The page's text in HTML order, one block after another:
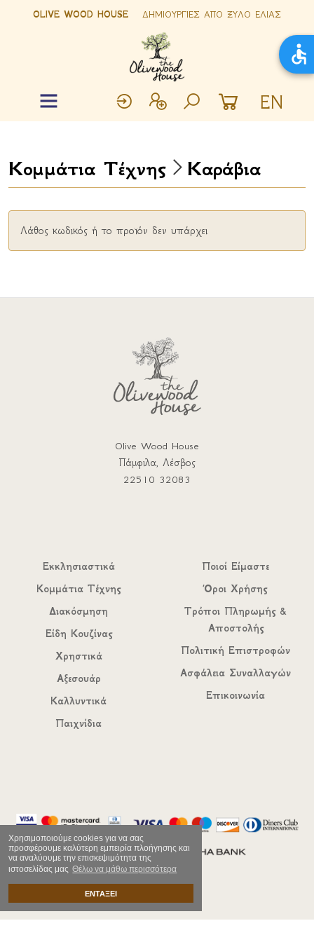
Χρησιμοποιούμε cookies για να σας
προσφέρουμε καλύτερη εμπειρία πλοήγησης και
να αναλύουμε την επισκεψιμότητα της
ιστοσελίδας μας Θέλω να μάθω περισσότερα
ΕΝΤΑΞΕΙ
OLIVE WOOD HOUSE ΔΗΜΙΟΥΡΓΙΕΣ ΑΠΟ ΞΥΛΟ ΕΛΙΑΣ
EN
Κομμάτια Τέχνης Καράβια
Λάθος κωδικός ή το προϊόν δεν υπάρχει
Olive Wood House
Πάμφιλα, Λέσβος
22510 32083
Εκκλησιαστικά
Κομμάτια Τέχνης
Διακόσμηση
Είδη Κουζίνας
Χρηστικά
Αξεσουάρ
Καλλυντικά
Παιχνίδια
Ποιοί Είμαστε
Όροι Χρήσης
Τρόποι Πληρωμής &
Αποστολής
Πολιτική Επιστροφών
Ασφάλεια Συναλλαγών
Επικοινωνία